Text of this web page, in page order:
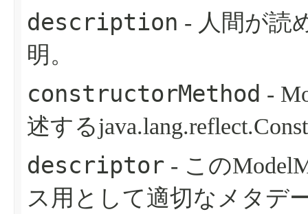
description - 人間が読
明。
constructorMethod -
述する
descriptor - この
ス用として適切なメタデ